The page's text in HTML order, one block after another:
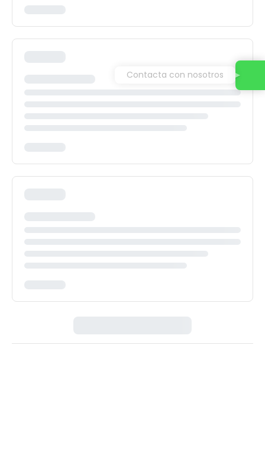
Contacta con nosotros